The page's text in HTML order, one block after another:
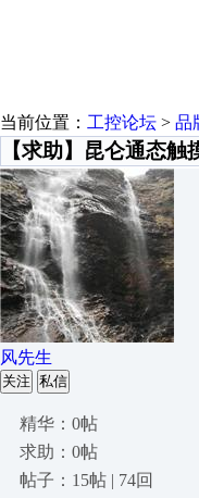
当前位置： 工控论坛 > 品
【求助】昆仑通态
风先生
关注 私信
精华：0帖
求助：0帖
帖子：15帖 | 74回